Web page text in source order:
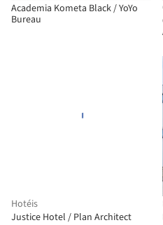
Academia Kometa Black / YoYo
Bureau
Hotéis
Justice Hotel / Plan Architect